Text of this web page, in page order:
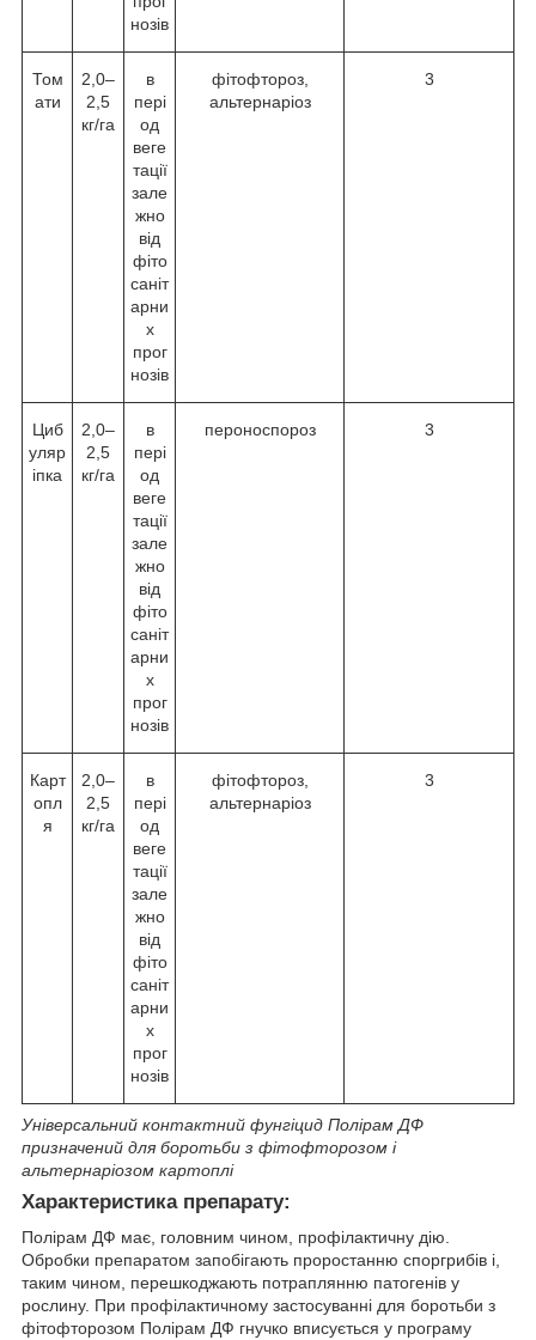
нозів
Том
ати
2,0–
2,5
кг/га
в
пері
од
веге
тації
зале
жно
від
фіто
саніт
арни
х
прог
нозів
фітофтороз,
альтернаріоз
3
Циб
уляр
іпка
2,0–
2,5
кг/га
в
пері
од
веге
тації
зале
жно
від
фіто
саніт
арни
х
прог
нозів
пероноспороз 3
Карт
опл
я
2,0–
2,5
кг/га
в
пері
од
веге
тації
зале
жно
від
фіто
саніт
арни
х
прог
нозів
фітофтороз,
альтернаріоз
3
Універсальний контактний фунгіцид Полірам ДФ
призначений для боротьби з фітофторозом і
альтернаріозом картоплі
Характеристика препарату:
Полірам ДФ має, головним чином, профілактичну дію.
Обробки препаратом запобігають проростанню споргрибів і,
таким чином, перешкоджають потраплянню патогенів у
рослину. При профілактичному застосуванні для боротьби з
фітофторозом Полірам ДФ гнучко вписується у програму